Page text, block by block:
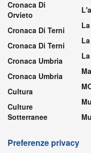
Cronaca Di
Orvieto
Cronaca Di Terni
Cronaca Di Terni
Cronaca Umbria
Cronaca Umbria
Cultura
Culture
Sotterranee
Preferenze privacy